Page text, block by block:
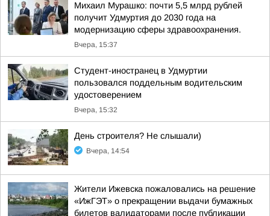
Михаил Мурашко: почти 5,5 млрд рублей
получит Удмуртия до 2030 года на
модернизацию сферы здравоохранения.
Вчера, 15:37
Студент-иностранец в Удмуртии
пользовался поддельным водительским
удостоверением
Вчера, 15:32
День строителя? Не слышали)
Вчера, 14:54
Жители Ижевска пожаловались на решение
«ИжГЭТ» о прекращении выдачи бумажных
билетов валидаторами после публикации